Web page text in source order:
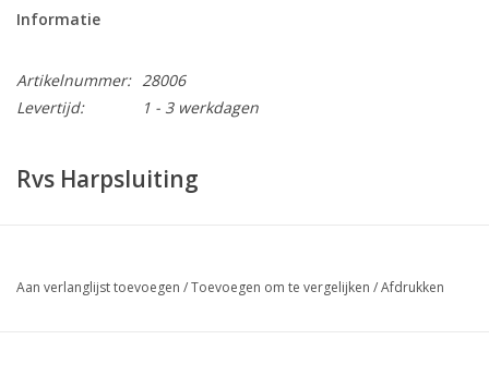
Informatie
Artikelnummer: 28006
Levertijd:
1 - 3 werkdagen
Rvs Harpsluiting
Europese kwaliteit. De moerbout zorgt ervoor dat de sluiting
Aan verlanglijst toevoegen /Toevoegen om te vergelijken /Afdrukken